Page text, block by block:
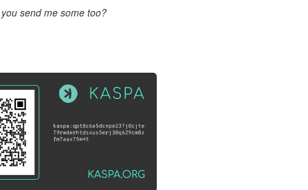
you send me some too?